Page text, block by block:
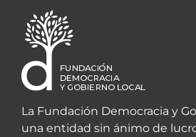
La Fundación Democracia y
una entidad sin ánimo de